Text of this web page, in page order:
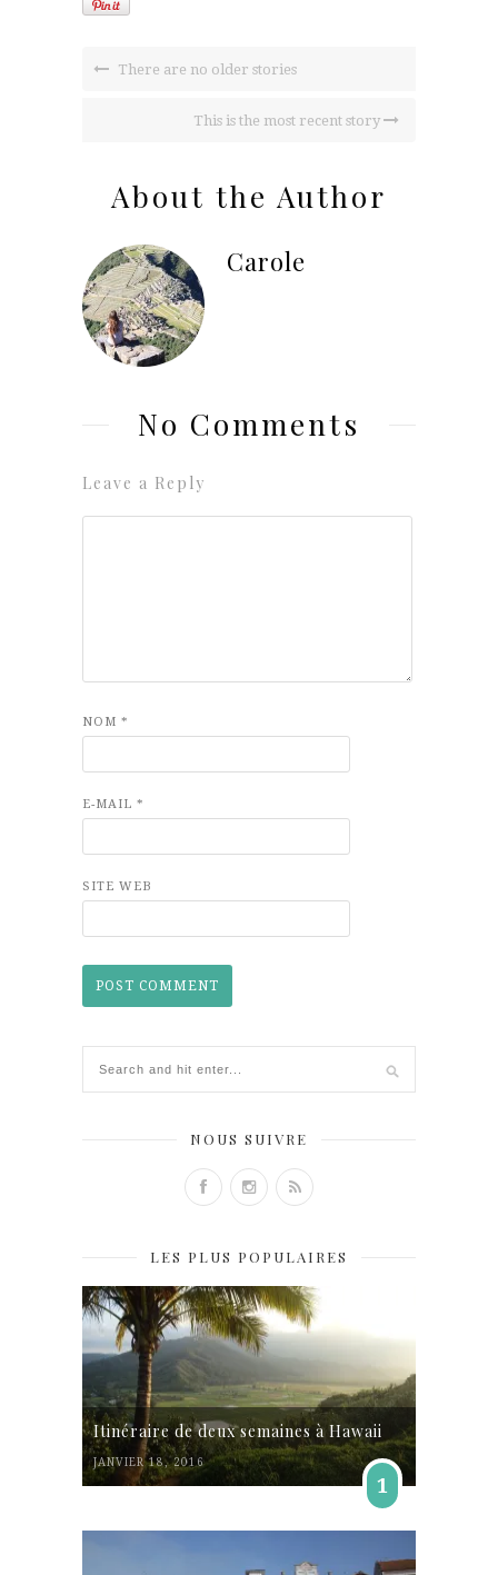
There are no older stories
This is the most recent story
About the Author
Carole
No Comments
Leave a Reply
NOM *
E-MAIL *
SITE WEB
NOUS SUIVRE
LES PLUS POPULAIRES
Itinéraire de deux semaines à Hawaii
JANVIER 18, 2016
1